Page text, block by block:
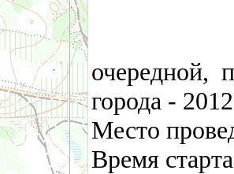
очередной,
города -
Место
Время